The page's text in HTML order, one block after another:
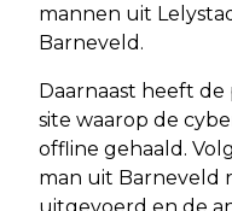
mannen uit
Barneveld.
Daarnaast heeft
site waarop de
offline gehaald.
man uit Barneveld